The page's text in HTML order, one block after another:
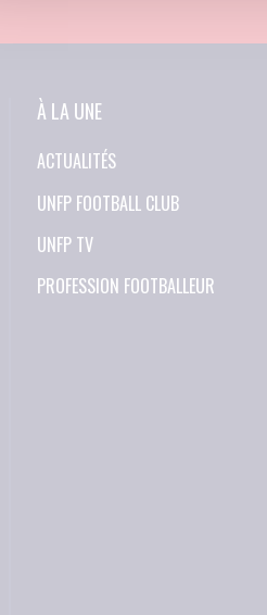
À LA UNE
ACTUALITÉS
UNFP FOOTBALL CLUB
UNFP TV
PROFESSION FOOTBALLEUR